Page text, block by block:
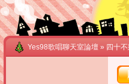
Yes98歌唱聊天室論壇 » 四十